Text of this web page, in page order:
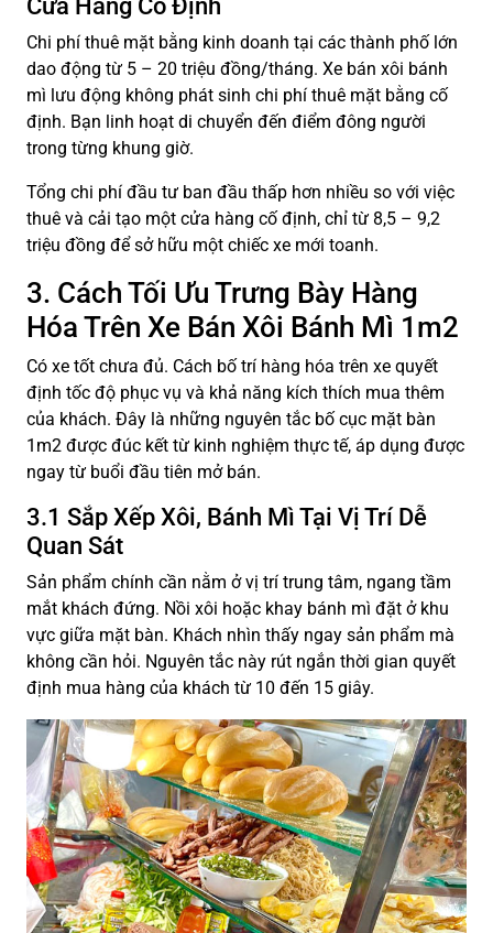
Cửa Hàng Cố Định
Chi phí thuê mặt bằng kinh doanh tại các thành phố lớn
dao động từ 5 – 20 triệu đồng/tháng. Xe bán xôi bánh
mì lưu động không phát sinh chi phí thuê mặt bằng cố
định. Bạn linh hoạt di chuyển đến điểm đông người
trong từng khung giờ.
Tổng chi phí đầu tư ban đầu thấp hơn nhiều so với việc
thuê và cải tạo một cửa hàng cố định, chỉ từ 8,5 – 9,2
triệu đồng để sở hữu một chiếc xe mới toanh.
3. Cách Tối Ưu Trưng Bày Hàng
Hóa Trên Xe Bán Xôi Bánh Mì 1m2
Có xe tốt chưa đủ. Cách bố trí hàng hóa trên xe quyết
định tốc độ phục vụ và khả năng kích thích mua thêm
của khách. Đây là những nguyên tắc bố cục mặt bàn
1m2 được đúc kết từ kinh nghiệm thực tế, áp dụng được
ngay từ buổi đầu tiên mở bán.
3.1 Sắp Xếp Xôi, Bánh Mì Tại Vị Trí Dễ
Quan Sát
Sản phẩm chính cần nằm ở vị trí trung tâm, ngang tầm
mắt khách đứng. Nồi xôi hoặc khay bánh mì đặt ở khu
vực giữa mặt bàn. Khách nhìn thấy ngay sản phẩm mà
không cần hỏi. Nguyên tắc này rút ngắn thời gian quyết
định mua hàng của khách từ 10 đến 15 giây.